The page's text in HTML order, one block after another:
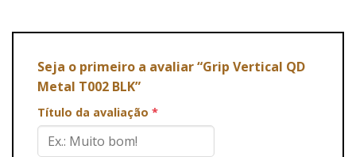
Seja o primeiro a avaliar “Grip Vertical QD
Metal T002 BLK”
Título da avaliação *